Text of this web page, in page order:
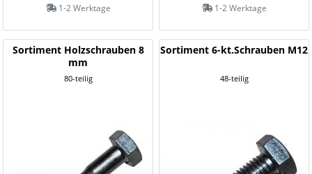
1-2 Werktage 1-2 Werktage
Sortiment Holzschrauben 8
mm
80-teilig
Sortiment 6-kt.Schrauben M12
48-teilig